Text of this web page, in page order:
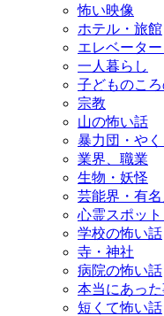
怖い映像
ホテル・旅館
エレベータ
一人暮らし
子どものこ
宗教
山の怖い話
暴力団・や
業界、職業
生物・妖怪
芸能界・有
心霊スポッ
学校の怖い話
寺・神社
病院の怖い話
本当にあっ
短くて怖い話